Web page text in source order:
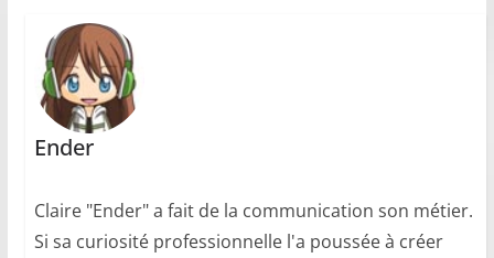
Ender
Claire "Ender" a fait de la communication son métier.
Si sa curiosité professionnelle l'a poussée à créer